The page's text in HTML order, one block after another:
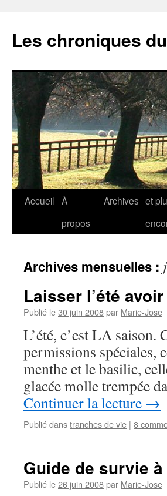
contenu
Les chroniques
Accueil À
propos
Archives et
Archives mensuelles :
Laisser l’été
Publié le30 juin 2008par Marie-Jose
L’été, c’est LA saison.
permissions spéciales,
menthe et le basilic,
glacée molle trempée
Continuer la lecture →
Publié danstranches de vie | 8
Guide de survie à
Publié le26 juin 2008par Marie-Jose